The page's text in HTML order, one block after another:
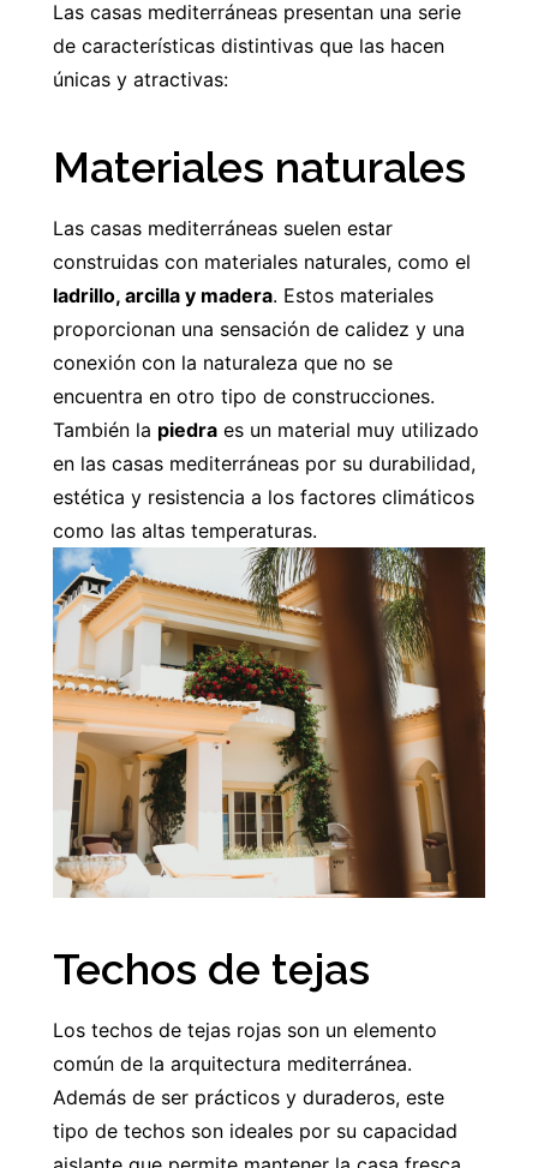
Las casas mediterráneas presentan una serie
de características distintivas que las hacen
únicas y atractivas:
Materiales naturales
Las casas mediterráneas suelen estar
construidas con materiales naturales, como el
ladrillo, arcilla y madera. Estos materiales
proporcionan una sensación de calidez y una
conexión con la naturaleza que no se
encuentra en otro tipo de construcciones.
También la piedra es un material muy utilizado
en las casas mediterráneas por su durabilidad,
estética y resistencia a los factores climáticos
como las altas temperaturas.
Techos de tejas
Los techos de tejas rojas son un elemento
común de la arquitectura mediterránea.
Además de ser prácticos y duraderos, este
tipo de techos son ideales por su capacidad